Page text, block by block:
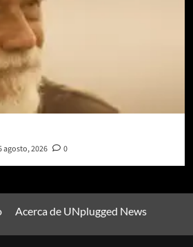
agosto, 2026 0
Acerca de UNplugged News